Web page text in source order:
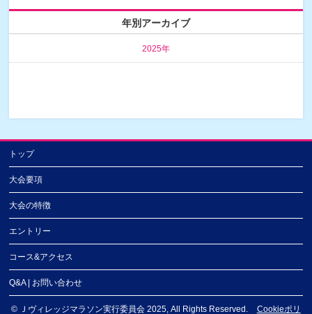
年別アーカイブ
2025年
トップ
大会要項
大会の特徴
エントリー
コース&アクセス
Q&A | お問い合わせ
© Ｊヴィレッジマラソン実行委員会 2025, All Rights Reserved. Cookieポリ